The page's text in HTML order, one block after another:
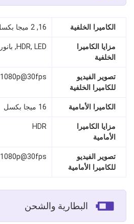
الكاميرا الخلفية 16, 2 ميجا بكسل, 8
مزايا الكاميرا
الخلفية
HDR, LED, بانوراما
تصوير الفيديو
للكاميرا الخلفية
1080p@30fps
الكاميرا الأمامية 16 ميجا بكسل
مزايا الكاميرا
الأمامية
HDR
تصوير الفيديو
للكاميرا الأمامية
1080p@30fps
البطارية والشحن